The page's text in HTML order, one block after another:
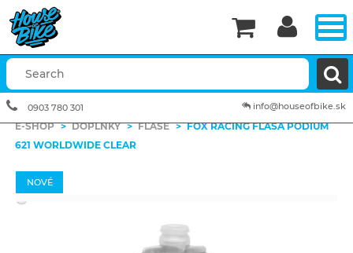
E-SHOP > DOPLNKY > FĽAŠE > FOX RACING FĽAŠA PODIUM
621 WORLDWIDE CLEAR
NOVÉ


info@houseofbike.sk
0903 780 301